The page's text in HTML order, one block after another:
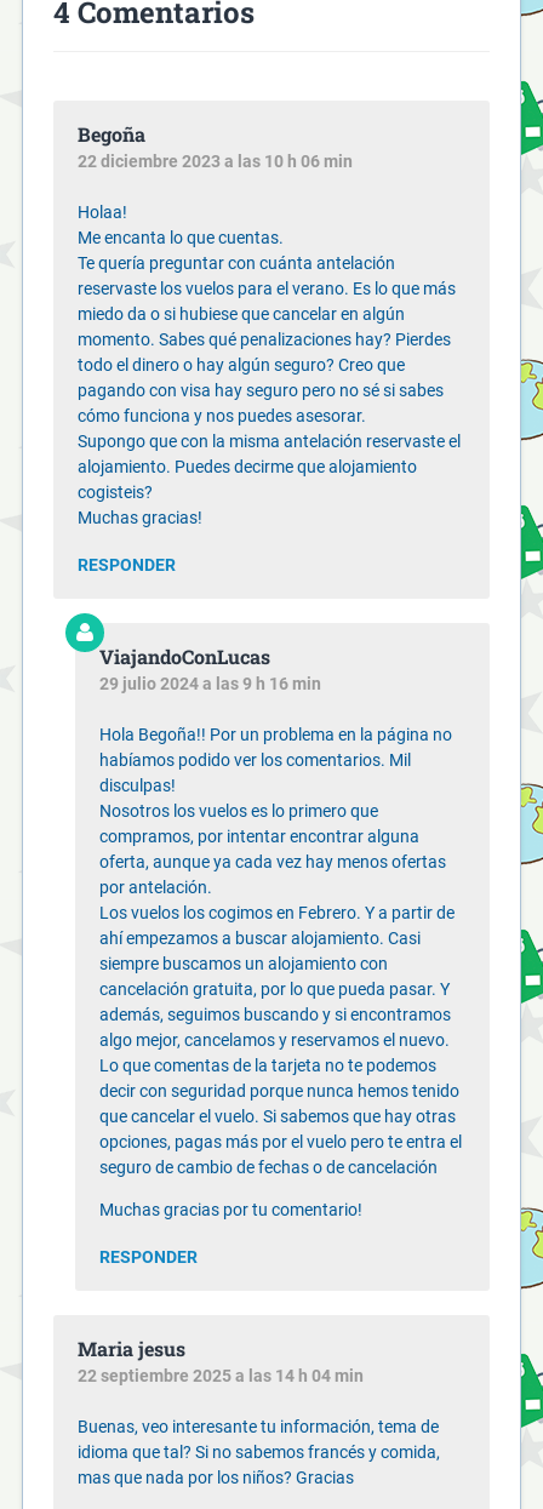
4 Comentarios
Begoña
22 diciembre 2023 a las 10 h 06 min
Holaa!
Me encanta lo que cuentas.
Te quería preguntar con cuánta antelación
reservaste los vuelos para el verano. Es lo que más
miedo da o si hubiese que cancelar en algún
momento. Sabes qué penalizaciones hay? Pierdes
todo el dinero o hay algún seguro? Creo que
pagando con visa hay seguro pero no sé si sabes
cómo funciona y nos puedes asesorar.
Supongo que con la misma antelación reservaste el
alojamiento. Puedes decirme que alojamiento
cogisteis?
Muchas gracias!
RESPONDER
ViajandoConLucas
29 julio 2024 a las 9 h 16 min
Hola Begoña!! Por un problema en la página no
habíamos podido ver los comentarios. Mil
disculpas!
Nosotros los vuelos es lo primero que
compramos, por intentar encontrar alguna
oferta, aunque ya cada vez hay menos ofertas
por antelación.
Los vuelos los cogimos en Febrero. Y a partir de
ahí empezamos a buscar alojamiento. Casi
siempre buscamos un alojamiento con
cancelación gratuita, por lo que pueda pasar. Y
además, seguimos buscando y si encontramos
algo mejor, cancelamos y reservamos el nuevo.
Lo que comentas de la tarjeta no te podemos
decir con seguridad porque nunca hemos tenido
que cancelar el vuelo. Si sabemos que hay otras
opciones, pagas más por el vuelo pero te entra el
seguro de cambio de fechas o de cancelación
Muchas gracias por tu comentario!
RESPONDER
Maria jesus
22 septiembre 2025 a las 14 h 04 min
Buenas, veo interesante tu información, tema de
idioma que tal? Si no sabemos francés y comida,
mas que nada por los niños? Gracias